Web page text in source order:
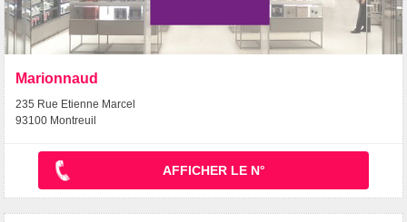
Marionnaud
235 Rue Etienne Marcel
93100 Montreuil
AFFICHER LE N°